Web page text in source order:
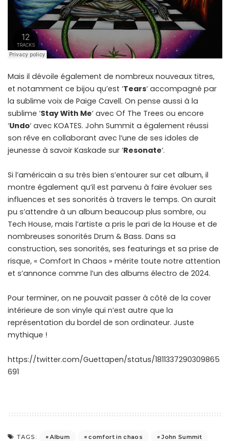
Mais il dévoile également de nombreux nouveaux titres,
et notamment ce bijou qu’est ‘Tears‘ accompagné par
la sublime voix de Paige Cavell. On pense aussi à la
sublime ‘Stay With Me‘ avec Of The Trees ou encore
‘Undo‘ avec KOATES. John Summit a également réussi
son rêve en collaborant avec l’une de ses idoles de
jeunesse à savoir Kaskade sur ‘Resonate‘.
Si l’américain a su très bien s’entourer sur cet album, il
montre également qu’il est parvenu à faire évoluer ses
influences et ses sonorités à travers le temps. On aurait
pu s’attendre à un album beaucoup plus sombre, ou
Tech House, mais l’artiste a pris le pari de la House et de
nombreuses sonorités Drum & Bass. Dans sa
construction, ses sonorités, ses featurings et sa prise de
risque, « Comfort In Chaos » mérite toute notre attention
et s’annonce comme l’un des albums électro de 2024.
Pour terminer, on ne pouvait passer à côté de la cover
intérieure de son vinyle qui n’est autre que la
représentation du bordel de son ordinateur. Juste
mythique !
https://twitter.com/Guettapen/status/1811337290309865
691
TAGS: Album comfort in chaos John Summit